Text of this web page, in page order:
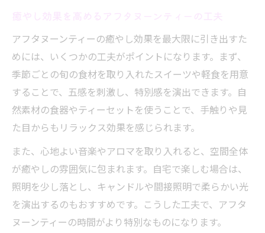
アフタヌーンティーの癒やし効果を最大限に引き出すた
めには、いくつかの工夫がポイントになります。まず、
季節ごとの旬の食材を取り入れたスイーツや軽食を用意
することで、五感を刺激し、特別感を演出できます。自
然素材の食器やティーセットを使うことで、手触りや見
た目からもリラックス効果を感じられます。
また、心地よい音楽やアロマを取り入れると、空間全体
が癒やしの雰囲気に包まれます。自宅で楽しむ場合は、
照明を少し落とし、キャンドルや間接照明で柔らかい光
を演出するのもおすすめです。こうした工夫で、アフタ
ヌーンティーの時間がより特別なものになります。